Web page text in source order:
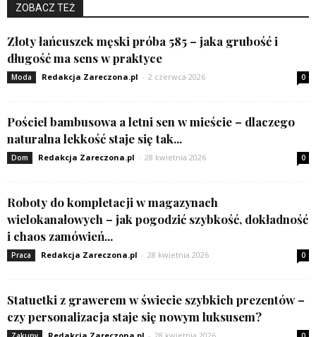
ZOBACZ TEŻ
Złoty łańcuszek męski próba 585 – jaka grubość i
długość ma sens w praktyce
Moda Redakcja Zareczona.pl - 2 czerwca 2026 0
Pościel bambusowa a letni sen w mieście – dlaczego
naturalna lekkość staje się tak...
Dom Redakcja Zareczona.pl - 28 kwietnia 2026 0
Roboty do kompletacji w magazynach
wielokanałowych – jak pogodzić szybkość, dokładność
i chaos zamówień...
Praca Redakcja Zareczona.pl - 28 kwietnia 2026 0
Statuetki z grawerem w świecie szybkich prezentów –
czy personalizacja staje się nowym luksusem?